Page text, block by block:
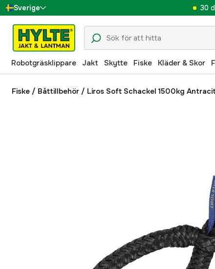
Sverige
Danmark
Suomi
Norge
Deutschland
30
Robotgräsklippare Jakt Skytte Fiske Kläder & Skor
Fiske / Båttillbehör / Liros Soft Schackel 1500kg Antracit